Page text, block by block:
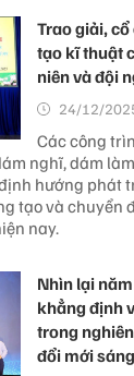
Trao giải,
tạo kĩ thuật
niên và đội
24/12/
Các công
nghĩ, dám
hướng phát
tạo và chuyển
nay.
Nhìn lại
khẳng định
trong
đổi mới